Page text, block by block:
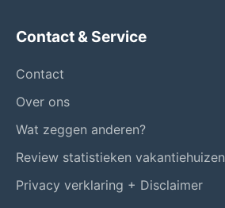
Contact & Service
Contact
Over ons
Wat zeggen anderen?
Review statistieken vakantiehuizen
Privacy verklaring + Disclaimer